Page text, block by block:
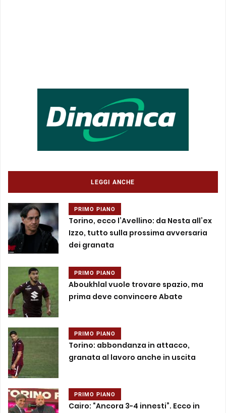
LEGGI ANCHE
PRIMO PIANO
Torino, ecco l’Avellino: da Nesta all’ex
Izzo, tutto sulla prossima avversaria
dei granata
PRIMO PIANO
Aboukhlal vuole trovare spazio, ma
prima deve convincere Abate
PRIMO PIANO
Torino: abbondanza in attacco,
granata al lavoro anche in uscita
PRIMO PIANO
Cairo: “Ancora 3-4 innesti”. Ecco in